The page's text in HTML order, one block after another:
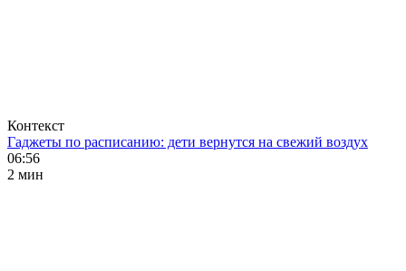
Контекст
Гаджеты по расписанию: дети вернутся на свежий воздух
06:56
2 мин